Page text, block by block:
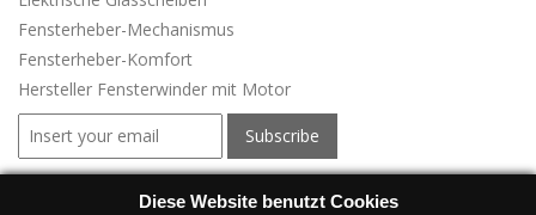
Fensterheber-Mechanismus
Fensterheber-Komfort
Hersteller Fensterwinder mit Motor
Elektrische Fensterheber für Fahrzeuge
Diese Website benutzt Cookies